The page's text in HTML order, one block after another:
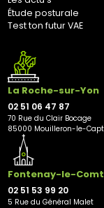
85000, Mouilleron-
Étude posturale
Test ton futur VAE
La Roche-sur-Yon
02 51 06 47 87
70 Rue du Clair Bocage
85000 Mouilleron-le-
Fontenay-le-
02 51 53 99 20
5 Rue du Général Malet